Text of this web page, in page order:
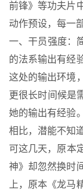
前锋》等功夫片
动作预设，每一
一、干员强度：
的法系输出有经
这处的输出环境
更很长时间候是
她的输出有经验
相比，潜能不知
可这几天，原本
神》却忽然换时
上，原本《龙马